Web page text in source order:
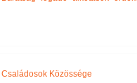
Családosok Közössége